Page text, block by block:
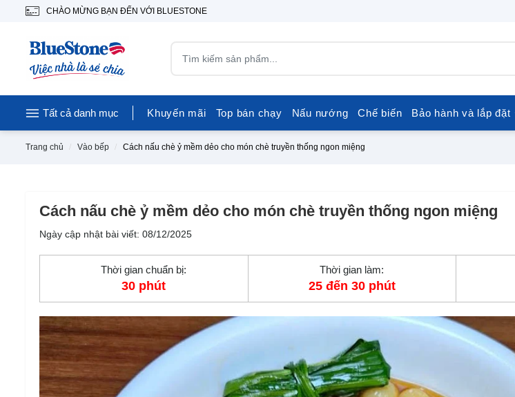
CHÀO MỪNG BẠN ĐẾN VỚI BLUESTONE
Tất cả danh mục Khuyến mãi Top bán chạy Nấu nướng Chế biến Bảo hành và lắp đặt
Trang chủ Vào bếp Cách nấu chè ỷ mềm dẻo cho món chè truyền thống ngon miệng
Cách nấu chè ỷ mềm dẻo cho món chè truyền thống ngon miệng
Ngày cập nhật bài viết: 08/12/2025
Thời gian chuẩn bị:
30 phút
Thời gian làm:
25 đến 30 phút